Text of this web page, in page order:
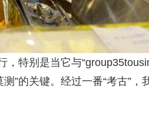
，特别是当它与
”的关键。经过一番“考古”，